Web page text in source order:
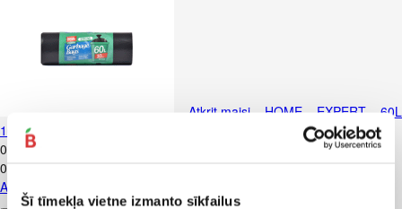
Šī tīmekļa vietne izmanto sīkfailus
Atkrit.maisi HOME EXPERT 60L
10gab.30mkr
0
€
0,09€/gab.
Atkrit.maisi HOME EXPERT 60L 10gab.30mkr